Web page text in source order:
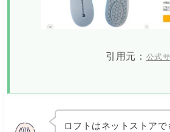
引用元： 公式
ロフトはネットストアで